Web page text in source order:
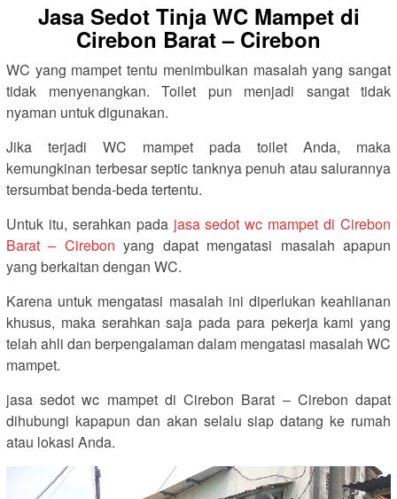
Jasa Sedot Tinja WC Mampet di
Cirebon Barat – Cirebon
WC yang mampet tentu menimbulkan masalah yang sangat
tidak menyenangkan. Toilet pun menjadi sangat tidak
nyaman untuk digunakan.
Jika terjadi WC mampet pada toilet Anda, maka
kemungkinan terbesar septic tanknya penuh atau salurannya
tersumbat benda-beda tertentu.
Untuk itu, serahkan pada jasa sedot wc mampet di Cirebon
Barat – Cirebon yang dapat mengatasi masalah apapun
yang berkaitan dengan WC.
Karena untuk mengatasi masalah ini diperlukan keahlianan
khusus, maka serahkan saja pada para pekerja kami yang
telah ahli dan berpengalaman dalam mengatasi masalah WC
mampet.
jasa sedot wc mampet di Cirebon Barat – Cirebon dapat
dihubungi kapapun dan akan selalu siap datang ke rumah
atau lokasi Anda.